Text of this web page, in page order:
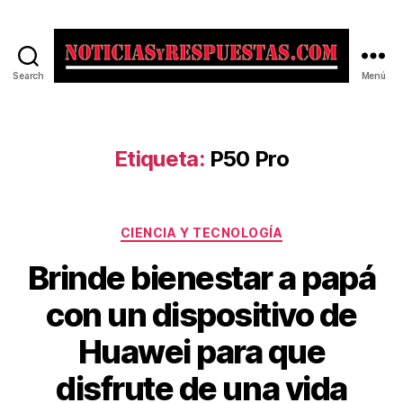
Search Menú
Etiqueta: P50 Pro
Categorías
CIENCIA Y TECNOLOGÍA
Brinde bienestar a papá
con un dispositivo de
Huawei para que
disfrute de una vida